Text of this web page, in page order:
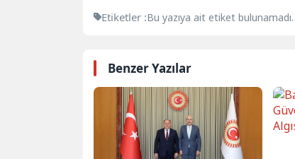
Etiketler :Bu yazıya ait etiket bulunamadı.
Benzer Yazılar